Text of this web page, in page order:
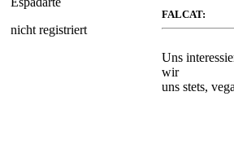
nicht registriert
FALCAT:
Uns
wir
uns stets,